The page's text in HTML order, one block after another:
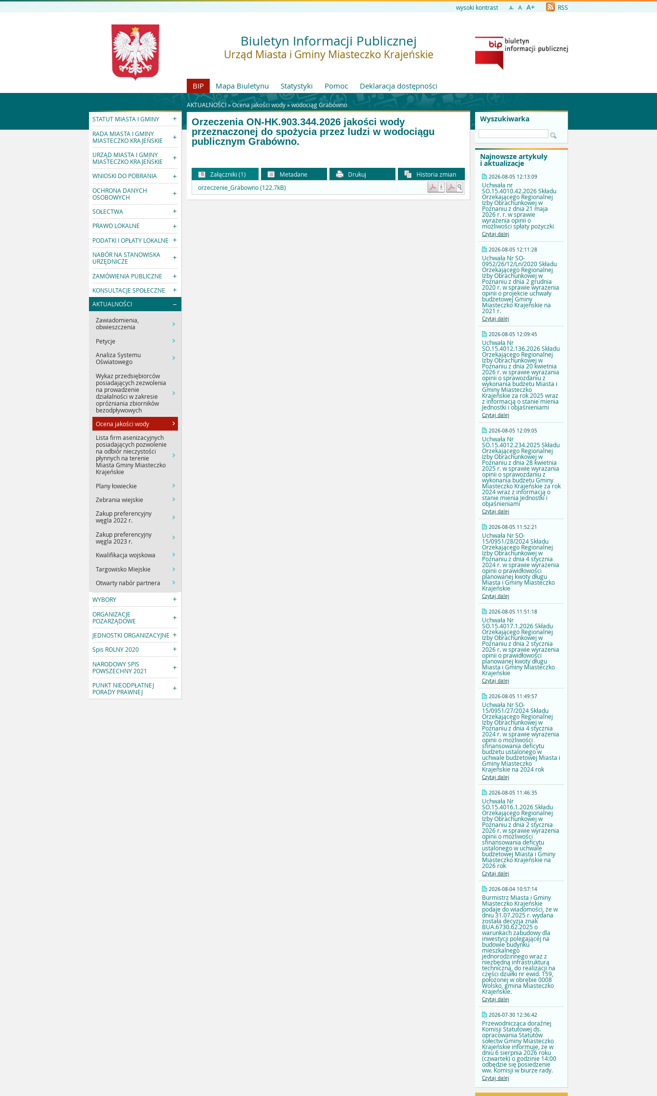
wysoki kontrast A- A A+ RSS
Biuletyn Informacji Publicznej
Urząd Miasta i Gminy Miasteczko Krajeńskie
BIP Mapa Biuletynu Statystyki Pomoc Deklaracja dostępności
AKTUALNOŚCI »Ocena jakości wody»wodociąg Grabówno
STATUT MIASTA I GMINY
RADA MIASTA I GMINY
MIASTECZKO KRAJEŃSKIE
URZĄD MIASTA I GMINY
MIASTECZKO KRAJEŃSKIE
WNIOSKI DO POBRANIA
OCHRONA DANYCH
OSOBOWYCH
SOŁECTWA
PRAWO LOKALNE
PODATKI I OPŁATY LOKALNE
NABÓR NA STANOWISKA
URZĘDNICZE
ZAMÓWIENIA PUBLICZNE
KONSULTACJE SPOŁECZNE
AKTUALNOŚCI
Zawiadomienia,
obwieszczenia
Petycje
Analiza Systemu
Oświatowego
Wykaz przedsiębiorców
posiadających zezwolenia
na prowadzenie
działalności w zakresie
opróżniania zbiorników
bezodpływowych
Ocena jakości wody
Lista firm asenizacyjnych
posiadających pozwolenie
na odbiór nieczystości
płynnych na terenie
Miasta Gminy Miasteczko
Krajeńskie
Plany łowieckie
Zebrania wiejskie
Zakup preferencyjny
węgla 2022 r.
Zakup preferencyjny
węgla 2023 r.
Kwalifikacja wojskowa
Targowisko Miejskie
Otwarty nabór partnera
WYBORY
ORGANIZACJE
POZARZĄDOWE
JEDNOSTKI ORGANIZACYJNE
Spis ROLNY 2020
NARODOWY SPIS
POWSZECHNY 2021
PUNKT NIEODPŁATNEJ
PORADY PRAWNEJ
Wyszukiwarka
Najnowsze artykuły
i aktualizacje
2026-08-05 12:13:09
Uchwała nr
SO.15.4010.42.2026 Składu
Orzekającego Regionalnej
Izby Obrachunkowej w
Poznaniu z dnia 21 maja
2026 r. r. w sprawie
wyrażenia opinii o
możliwości spłaty pożyczki
Czytaj dalej
2026-08-05 12:11:28
Uchwała Nr SO-
0952/26/12/Ln/2020 Składu
Orzekającego Regionalnej
Izby Obrachunkowej w
Poznaniu z dnia 2 grudnia
2020 r. w sprawie wyrażenia
opinii o projekcie uchwały
budżetowej Gminy
Miasteczko Krajeńskie na
2021 r.
Czytaj dalej
2026-08-05 12:09:45
Uchwała Nr
SO.15.4012.136.2026 Składu
Orzekającego Regionalnej
Izby Obrachunkowej w
Poznaniu z dnia 20 kwietnia
2026 r. w sprawie wyrażania
opinii o sprawozdaniu z
wykonania budżetu Miasta i
Gminy Miasteczko
Krajeńskie za rok 2025 wraz
z informacją o stanie mienia
Jednostki i objaśnieniami
Czytaj dalej
2026-08-05 12:09:05
Uchwała Nr
SO.15.4012.234.2025 Składu
Orzekającego Regionalnej
Izby Obrachunkowej w
Poznaniu z dnia 28 kwietnia
2025 r. w sprawie wyrażania
opinii o sprawozdaniu z
wykonania budżetu Gminy
Miasteczko Krajeńskie za rok
2024 wraz z informacją o
stanie mienia Jednostki i
objaśnieniami
Czytaj dalej
2026-08-05 11:52:21
Uchwała Nr SO-
15/0951/28/2024 Składu
Orzekającego Regionalnej
Izby Obrachunkowej w
Poznaniu z dnia 4 stycznia
2024 r. w sprawie wyrażenia
opinii o prawidłowości
planowanej kwoty długu
Miasta i Gminy Miasteczko
Krajeńskie
Czytaj dalej
2026-08-05 11:51:18
Uchwała Nr
SO.15.4017.1.2026 Składu
Orzekającego Regionalnej
Izby Obrachunkowej w
Poznaniu z dnia 2 stycznia
2026 r. w sprawie wyrażenia
opinii o prawidłowości
planowanej kwoty długu
Miasta i Gminy Miasteczko
Krajeńskie
Czytaj dalej
2026-08-05 11:49:57
Uchwała Nr SO-
15/0951/27/2024 Składu
Orzekającego Regionalnej
Izby Obrachunkowej w
Poznaniu z dnia 4 stycznia
2024 r. w sprawie wyrażenia
opinii o możliwości
sfinansowania deficytu
budżetu ustalonego w
uchwale budżetowej Miasta i
Gminy Miasteczko
Krajeńskie na 2024 rok
Czytaj dalej
2026-08-05 11:46:35
Uchwała Nr
SO.15.4016.1.2026 Składu
Orzekającego Regionalnej
Izby Obrachunkowej w
Poznaniu z dnia 2 stycznia
2026 r. w sprawie wyrażenia
opinii o możliwości
sfinansowania deficytu
ustalonego w uchwale
budżetowej Miasta i Gminy
Miasteczko Krajeńskie na
2026 rok
Czytaj dalej
2026-08-04 10:57:14
Burmistrz Miasta i Gminy
Miasteczko Krajeńskie
podaje do wiadomości, że w
dniu 31.07.2025 r. wydana
została decyzja znak
BUA.6730.62.2025 o
warunkach zabudowy dla
inwestycji polegającej na
budowie budynku
mieszkalnego
jednorodzinnego wraz z
niezbędną infrastrukturą
techniczną, do realizacji na
części działki nr ewid. 159,
położonej w obrębie 0008
Wolsko, gmina Miasteczko
Krajeńskie.
Czytaj dalej
2026-07-30 12:36:42
Przewodnicząca doraźnej
Komisji Statutowej ds.
opracowania Statutów
sołectw Gminy Miasteczko
Krajeńskie informuje, że w
dniu 6 sierpnia 2026 roku
(czwartek) o godzinie 14:00
odbędzie się posiedzenie
ww. Komisji w biurze rady.
Czytaj dalej
Orzeczenia ON-HK.903.344.2026 jakości wody
przeznaczonej do spożycia przez ludzi w wodociągu
publicznym Grabówno.
Załączniki (1) Metadane Drukuj
Historia zmian
orzeczenie_Grabowno (122.7kB)